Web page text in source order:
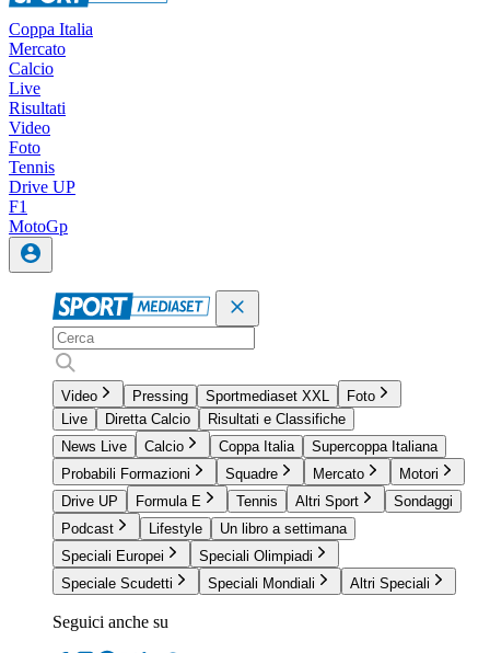
Coppa Italia
Mercato
Calcio
Live
Risultati
Video
Foto
Tennis
Drive UP
F1
MotoGp
Video Pressing Sportmediaset XXL
Foto
Live
Diretta Calcio
Risultati e Classifiche
News Live
Calcio Coppa Italia
Supercoppa Italiana
Probabili Formazioni
Squadre Mercato
Motori
Drive UP
Formula E Tennis Altri Sport
Sondaggi
Podcast
Lifestyle
Un libro a settimana
Speciali Europei
Speciali Olimpiadi
Speciale Scudetti
Speciali Mondiali Altri Speciali
Seguici anche su